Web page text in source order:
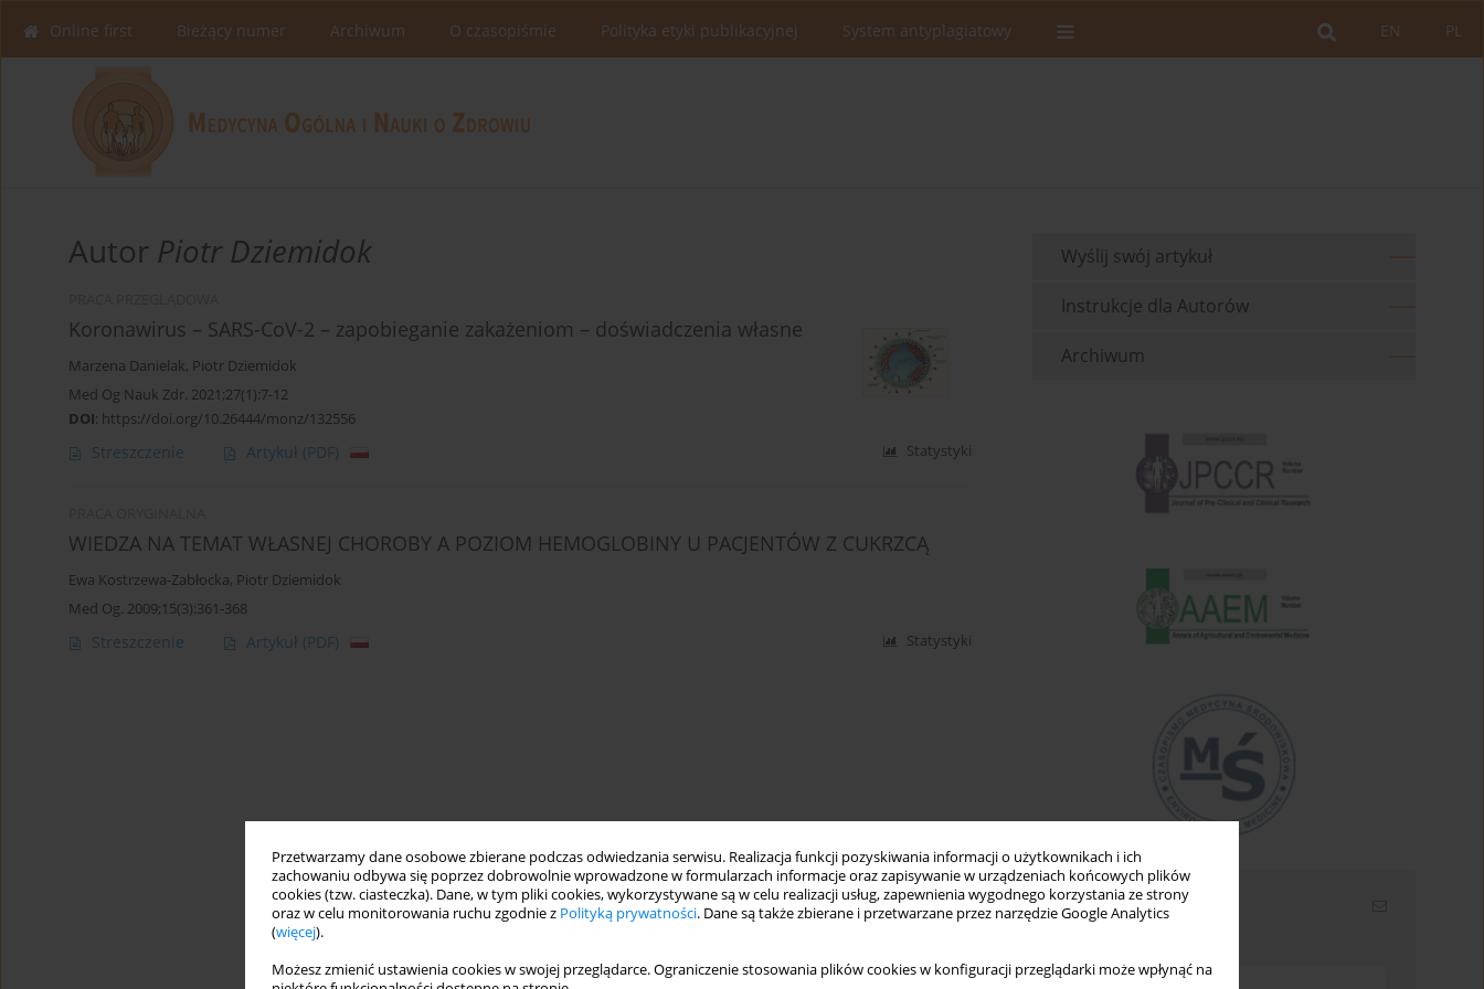
Przetwarzamy dane osobowe zbierane podczas odwiedzania serwisu. Realizacja funkcji pozyskiwania informacji o użytkownikach i ich
zachowaniu odbywa się poprzez dobrowolnie wprowadzone w formularzach informacje oraz zapisywanie w urządzeniach końcowych plików
cookies (tzw. ciasteczka). Dane, w tym pliki cookies, wykorzystywane są w celu realizacji usług, zapewnienia wygodnego korzystania ze strony
oraz w celu monitorowania ruchu zgodnie z Polityką prywatności. Dane są także zbierane i przetwarzane przez narzędzie Google Analytics
(więcej).
Możesz zmienić ustawienia cookies w swojej przeglądarce. Ograniczenie stosowania plików cookies w konfiguracji przeglądarki może wpłynąć na
PL
EN
Online first Bieżący numer Archiwum O czasopiśmie Polityka etyki publikacyjnej System antyplagiatowy
Autor Piotr Dziemidok
Koronawirus – SARS-CoV-2 – zapobieganie zakażeniom – doświadczenia własne
Marzena Danielak, Piotr Dziemidok
Med Og Nauk Zdr. 2021;27(1):7-12
DOI: https://doi.org/10.26444/monz/132556
Streszczenie Artykuł (PDF) Statystyki
WIEDZA NA TEMAT WŁASNEJ CHOROBY A POZIOM HEMOGLOBINY U PACJENTÓW Z CUKRZCĄ
Ewa Kostrzewa-Zabłocka, Piotr Dziemidok
Med Og. 2009;15(3):361-368
Streszczenie Artykuł (PDF) Statystyki
Wyślij swój artykuł
Instrukcje dla Autorów
Archiwum
Newsletter